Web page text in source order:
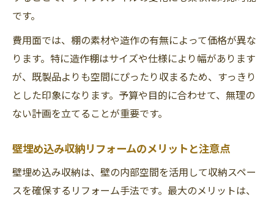
です。
費用面では、棚の素材や造作の有無によって価格が異な
ります。特に造作棚はサイズや仕様により幅があります
が、既製品よりも空間にぴったり収まるため、すっきり
とした印象になります。予算や目的に合わせて、無理の
ない計画を立てることが重要です。
壁埋め込み収納リフォームのメリットと注意点
壁埋め込み収納は、壁の内部空間を活用して収納スペー
スを確保するリフォーム手法です。最大のメリットは、